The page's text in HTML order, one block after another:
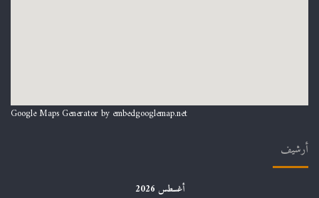
Google Maps Generator by embedgooglemap.net
أرشيف
أغسطس 2026